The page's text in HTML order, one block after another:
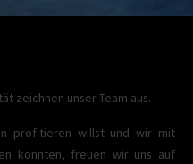
zeichnen unser Team aus.
profitieren willst und wir mit
konnten, freuen wir uns auf